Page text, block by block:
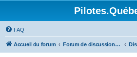
FAQ
Accueil du forum Forum de discussions sur l'aviation générale